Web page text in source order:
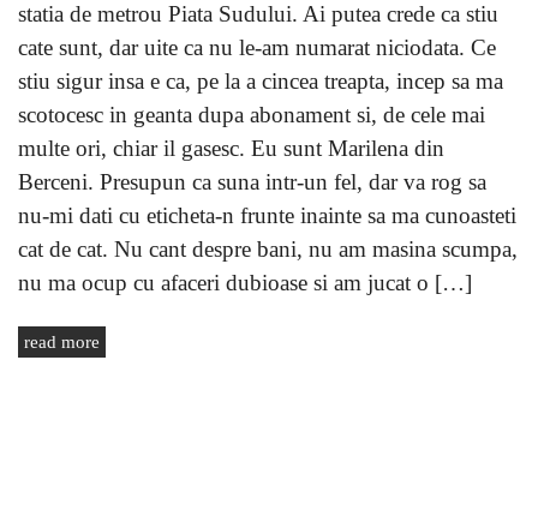
statia de metrou Piata Sudului. Ai putea crede ca stiu
cate sunt, dar uite ca nu le-am numarat niciodata. Ce
stiu sigur insa e ca, pe la a cincea treapta, incep sa ma
scotocesc in geanta dupa abonament si, de cele mai
multe ori, chiar il gasesc. Eu sunt Marilena din
Berceni. Presupun ca suna intr-un fel, dar va rog sa
nu-mi dati cu eticheta-n frunte inainte sa ma cunoasteti
cat de cat. Nu cant despre bani, nu am masina scumpa,
nu ma ocup cu afaceri dubioase si am jucat o […]
read more